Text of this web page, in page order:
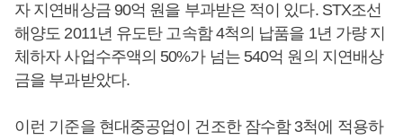
자 지연배상금 90억 원을 부과받은 적이 있다. STX조선
해양도 2011년 유도탄 고속함 4척의 납품을 1년 가량 지
체하자 사업수주액의 50%가 넘는 540억 원의 지연배상
금을 부과받았다.
이런 기준을 현대중공업이 건조한 잠수함 3척에 적용하